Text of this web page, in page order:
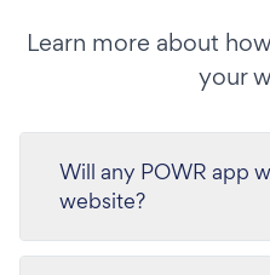
Learn more about
your
Will any POWR app
website?